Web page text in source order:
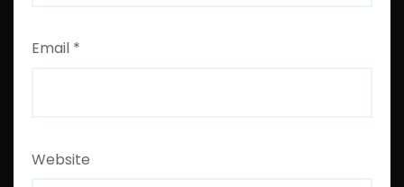
Email *
Website